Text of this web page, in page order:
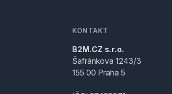
KONTAKT
B2M.CZ s.r.o.
Šafránkova 1243/3
155 00 Praha 5